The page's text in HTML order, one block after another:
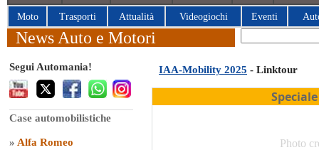
Moto Trasporti Attualità Videogiochi Eventi
News Auto e Motori
Segui Automania!
Case automobilistiche
» Alfa Romeo
IAA-Mobility 2025 - Linktour
Photo